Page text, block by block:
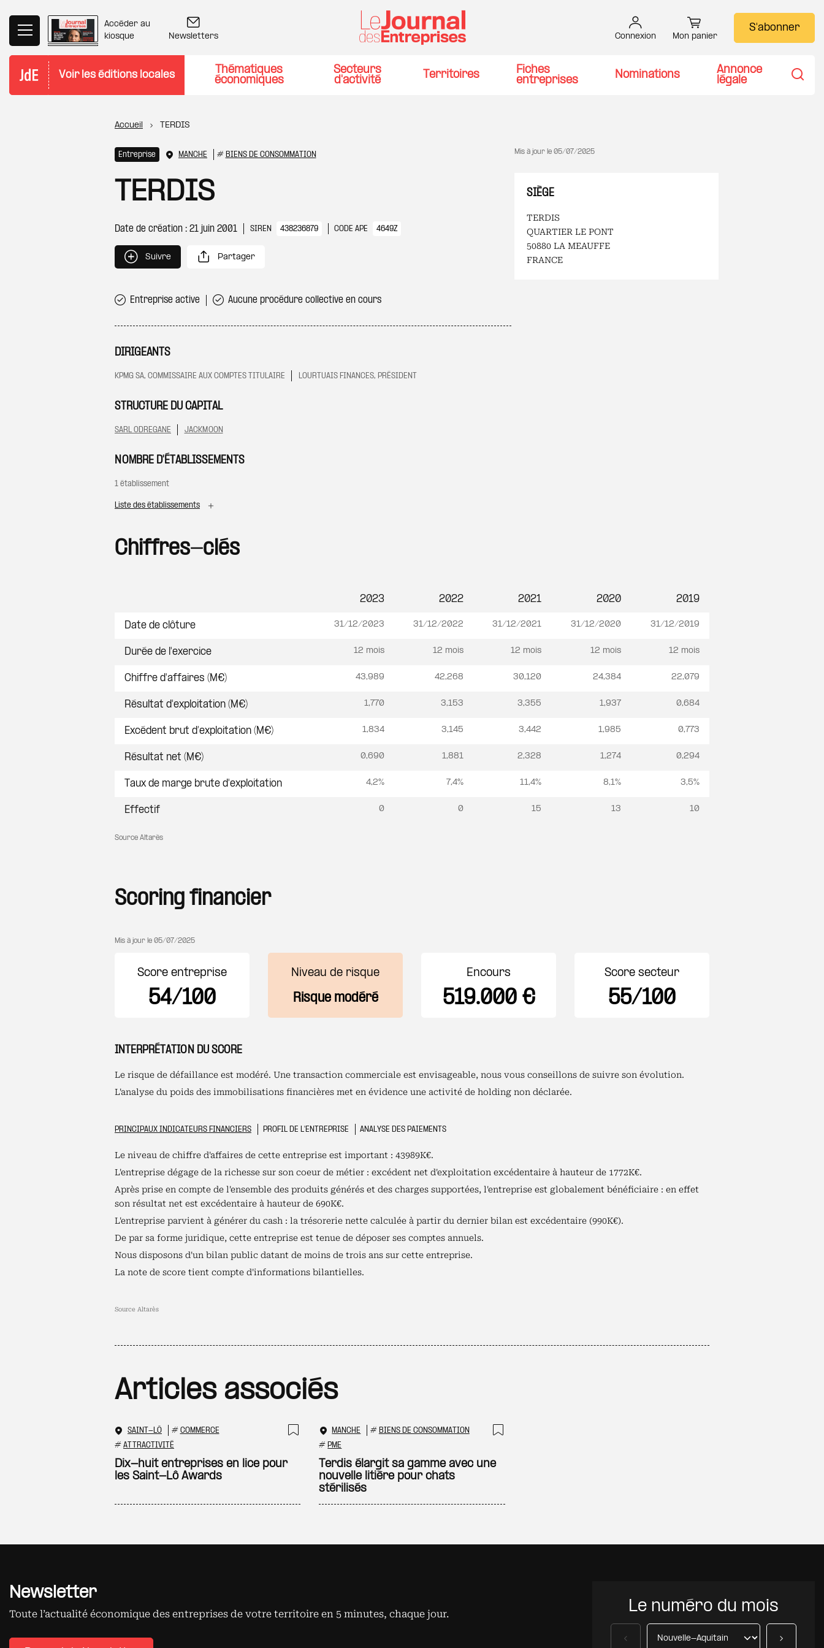
Accéder au
kiosque
Newsletters Connexion Mon panier
S'abonner
Voir les éditions locales
Thématiques
économiques
Secteurs
d'activité
Territoires
Fiches
entreprises
Nominations
Annonce
légale
Fil d'Ariane
Accueil TERDIS
Entreprise MANCHE # BIENS DE CONSOMMATION
TERDIS
Date de création : 21 juin 2001 SIREN 438236879 CODE APE 4649Z
Suivre Partager
Mis à jour le 05/07/2025
SIÈGE
TERDIS
QUARTIER LE PONT
50880 LA MEAUFFE
FRANCE
Entreprise active Aucune procédure collective en cours
DIRIGEANTS
KPMG SA, COMMISSAIRE AUX COMPTES TITULAIRE LOURTUAIS FINANCES, PRÉSIDENT
STRUCTURE DU CAPITAL
SARL ODREGANE JACKMOON
NOMBRE D'ÉTABLISSEMENTS
1 établissement
Liste des établissements
Chiffres-clés
Source Altarès
2023 2022 2021 2020 2019
Date de clôture 31/12/2023 31/12/2022 31/12/2021 31/12/2020 31/12/2019
Durée de l'exercice 12 mois 12 mois 12 mois 12 mois 12 mois
Chiffre d'affaires (M€) 43,989 42,268 30,120 24,384 22,079
Résultat d'exploitation (M€) 1,770 3,153 3,355 1,937 0,684
Excédent brut d’exploitation (M€) 1,834 3,145 3,442 1,985 0,773
Résultat net (M€) 0,690 1,881 2,328 1,274 0,294
Taux de marge brute d'exploitation 4,2% 7,4% 11,4% 8,1% 3,5%
Effectif 0 0 15 13 10
Scoring financier
Mis à jour le 05/07/2025
Score entreprise
54/100
Niveau de risque
Risque modéré
Encours
519.000 €
Score secteur
55/100
INTERPRÉTATION DU SCORE
Le risque de défaillance est modéré. Une transaction commerciale est envisageable, nous vous conseillons de suivre son évolution.
L'analyse du poids des immobilisations financières met en évidence une activité de holding non déclarée.
PRINCIPAUX INDICATEURS FINANCIERS PROFIL DE L'ENTREPRISE ANALYSE DES PAIEMENTS
Le niveau de chiffre d'affaires de cette entreprise est important : 43989K€.
L'entreprise dégage de la richesse sur son coeur de métier : excédent net d'exploitation excédentaire à hauteur de 1772K€.
Après prise en compte de l'ensemble des produits générés et des charges supportées, l'entreprise est globalement bénéficiaire : en effet
son résultat net est excédentaire à hauteur de 690K€.
L'entreprise parvient à générer du cash : la trésorerie nette calculée à partir du dernier bilan est excédentaire (990K€).
De par sa forme juridique, cette entreprise est tenue de déposer ses comptes annuels.
Nous disposons d'un bilan public datant de moins de trois ans sur cette entreprise.
La note de score tient compte d'informations bilantielles.
Source Altarès
Articles associés
SAINT-LÔ # COMMERCE
# ATTRACTIVITÉ Ajouter à ma sélection
Dix-huit entreprises en lice pour
les Saint-Lô Awards
MANCHE # BIENS DE CONSOMMATION
#PME
Terdis élargit sa gamme avec une
nouvelle litière pour chats
stérilisés
Newsletter
Toute l’actualité économique des entreprises de votre territoire en 5 minutes, chaque jour. Le numéro du mois